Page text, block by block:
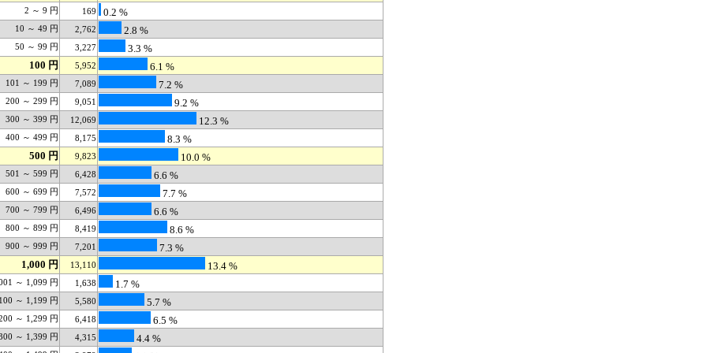
2 ～ 9 円 169 0.2 %
10 ～ 49 円 2,762 2.8 %
50 ～ 99 円 3,227
3.3 %
100 円
5,952 6.1 %
101 ～ 199 円 7,089 7.2 %
200 ～ 299 円 9,051 9.2 %
300 ～ 399 円 12,069 12.3 %
400 ～ 499 円 8,175
8.3 %
500 円
9,823 10.0 %
501 ～ 599 円 6,428 6.6 %
600 ～ 699 円 7,572 7.7 %
700 ～ 799 円 6,496 6.6 %
800 ～ 899 円 8,419 8.6 %
900 ～ 999 円 7,201
7.3 %
1,000 円
13,110 13.4 %
～ 1,099 円 1,638 1.7 %
～ 1,199 円 5,580 5.7 %
～ 1,299 円 6,418 6.5 %
～ 1,399 円 4,315 4.4 %